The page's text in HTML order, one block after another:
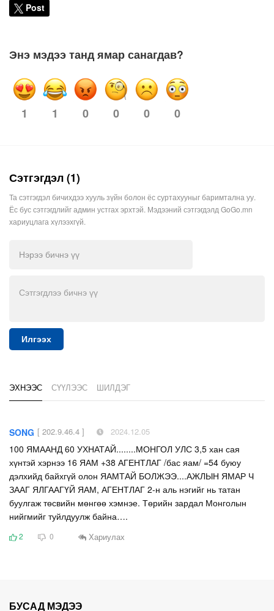
Post
Энэ мэдээ танд ямар санагдав?
1 1 0 0 0 0
Сэтгэгдэл (1)
Та сэтгэгдэл бичихдээ хууль зүйн болон ёс суртахууныг баримтална уу.
Ёс бус сэтгэгдлийг админ устгах эрхтэй. Мэдээний сэтгэгдэлд GoGo.mn
хариуцлага хүлээхгүй.
Илгээх
ЭХНЭЭС СҮҮЛЭЭС ШИЛДЭГ
SONG [ 202.9.46.4 ] 2024.12.05
100 ЯМААНД 60 УХНАТАЙ........МОНГОЛ УЛС 3,5 хан сая
хүнтэй хэрнээ 16 ЯАМ +38 АГЕНТЛАГ /бас яам/ =54 буюу
дэлхийд байхгүй олон ЯАМТАЙ БОЛЖЭЭ....АЖЛЫН ЯМАР Ч
ЗААГ ЯЛГААГҮЙ ЯАМ, АГЕНТЛАГ 2-н аль нэгийг нь татан
буулгаж төсвийн мөнгөө хэмнэе. Төрийн зардал Монголын
нийгмийг туйлдуулж байна….
2 0 Хариулах
БУСАД МЭДЭЭ